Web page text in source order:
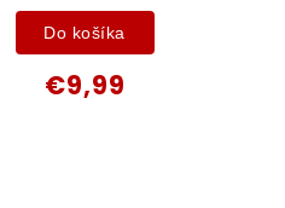
€9,99
Do košíka